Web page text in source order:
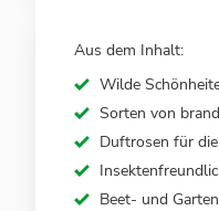
Aus dem Inhalt:
Wilde
Sorten von
Duftrosen für
Beet- und